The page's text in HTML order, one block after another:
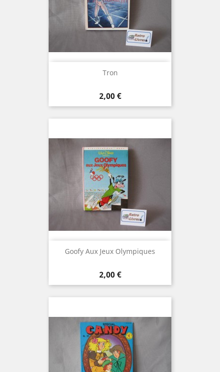
Tron
Prix
2,00 €
Goofy Aux Jeux Olympiques
Prix
2,00 €